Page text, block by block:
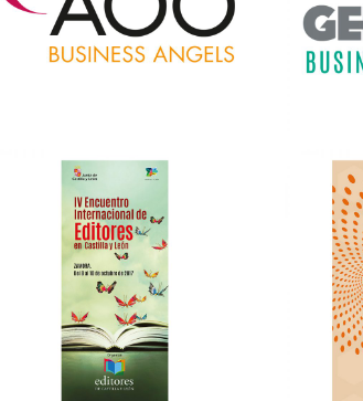
Repensar políticas culturales
locales
DISEÑO GRÁFICO
→